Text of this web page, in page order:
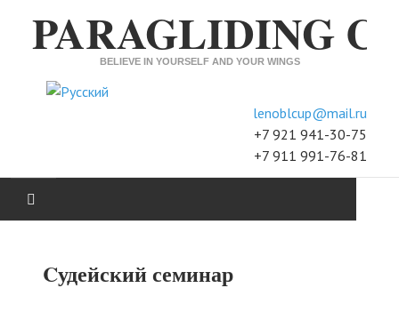
PARAGLIDING
BELIEVE IN YOURSELF AND YOUR WINGS
Select your language
lenoblcup@mail.ru
+7 921 941-30-75
+7 911 991-76-81
ACCURACY
Cудейский семинар